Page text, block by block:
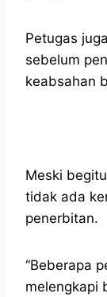
Petugas
sebelum
keabsahan
Meski
tidak ada
penerbitan.
“Beberapa
melengkapi